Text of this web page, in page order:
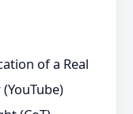
of a Real